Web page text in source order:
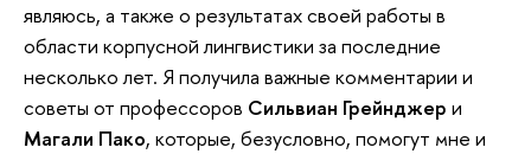
являюсь, а также о результатах своей работы в
области корпусной лингвистики за последние
несколько лет. Я получила важные комментарии и
советы от профессоров Сильвиан Грейнджер и
Магали Пако, которые, безусловно, помогут мне и